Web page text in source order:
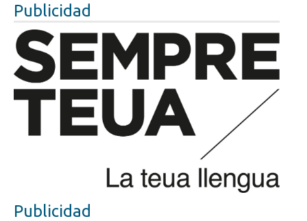
Publicidad
Publicidad